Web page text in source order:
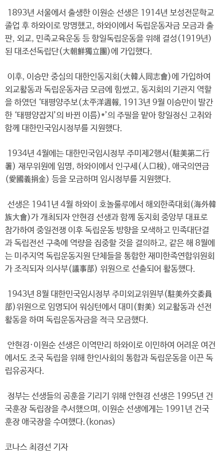
1893년 서울에서 출생한 이원순 선생은 1914년 보성전문학교
졸업 후 하와이로 망명했고, 하와이에서 독립운동자금 모금과 출
판, 외교, 민족교육운동 등 항일독립운동을 위해 결성(1919년)
된 대조선독립단(大朝鮮獨立團)에 가입했다.
이후, 이승만 중심의 대한인동지회(大韓人同志會)에 가입하여
외교활동과 독립운동자금 모금에 힘썼고, 동지회의 기관지 역할
을 하였던 ‘태평양주보(太平洋週報, 1913년 9월 이승만이 발간
한 ‘태평양잡지’의 바뀐 이름)*’의 주필을 맡아 항일정신 고취와
함께 대한민국임시정부를 지원했다.
1934년 4월에는 대한민국임시정부 주미제2행서(駐美第二行
署) 재무위원에 임명, 하와이에서 인구세(人口稅), 애국의연금
(愛國義捐金) 등을 모금하며 임시정부를 지원했다.
선생은 1941년 4월 하와이 호놀룰루에서 해외한족대회(海外韓
族大會)가 개최되자 안현경 선생과 함께 동지회 중앙부 대표로
참가하여 중일전쟁 이후 독립운동 방향을 모색하고 민족대단결
과 독립전선 구축에 역량을 집중할 것을 결의하고, 같은 해 8월에
는 미주지역 독립운동지원 단체들을 통합한 재미한족연합위원회
가 조직되자 의사부(議事部) 위원으로 선출되어 활동했다.
1943년 8월 대한민국임시정부 주미외교위원부(駐美外交委員
部)위원으로 임명되어 워싱턴에서 대미(對美) 외교활동과 선전
활동을 하며 독립운동자금을 적극 모금했다.
안현경·이원순 선생은 이역만리 하와이로 이민하여 어려운 여건
에서도 조국 독립을 위해 한인사회의 통합과 독립운동을 이끈 독
립유공자다.
정부는 선생들의 공훈을 기리기 위해 안현경 선생은 1995년 건
국훈장 독립장을 추서했으며, 이원순 선생에게는 1991년 건국
훈장 애국장을 수여했다.(konas)
코나스 최경선 기자